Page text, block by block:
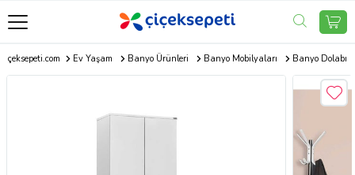
Çiçeksepeti.com Ev Yaşam Banyo Ürünleri Banyo Mobilyaları Banyo Dolabı